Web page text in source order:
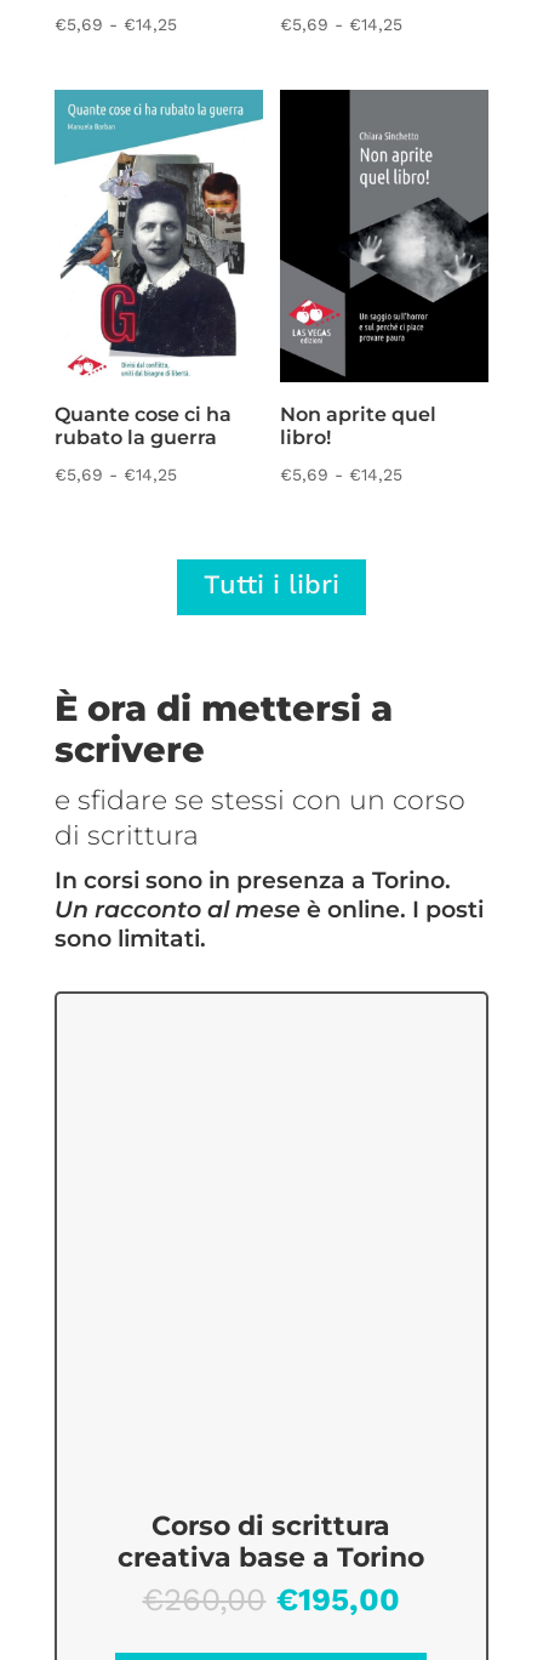
€5,69 - €14,25Fascia
prezzo:
da
a
€14,25
€5,69 - €14,25Fascia
prezzo:
€5,69
a
€14,25
Quante cose ci ha
rubato la guerra
€5,69 - €14,25Fascia
€5,69
Non aprite quel
libro!
€5,69 - €14,25Fascia
Tutti i libri
È ora di mettersi a
scrivere
e sfidare se stessi con un corso
di scrittura
In corsi sono in presenza a Torino.
Un racconto al meseè online. I posti
sono limitati.
Corso di scrittura
creativa base a Torino
€260,00 Il
€195,00